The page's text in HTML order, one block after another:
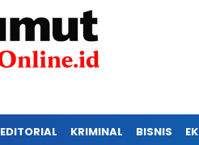
EDITORIAL KRIMINAL BISNIS